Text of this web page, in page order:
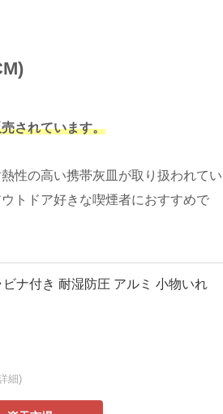
されています。
性の高い携帯灰皿が取り扱われてい
トドア好きな喫煙者におすすめで
ナ付き 耐湿防圧 アルミ 小物いれ
細)